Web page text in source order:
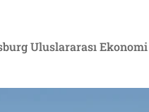
Uluslararası Ekonomi